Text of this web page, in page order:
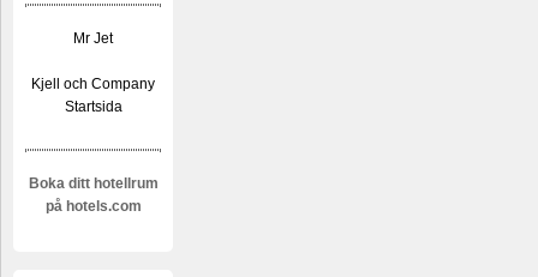
Mr Jet
Kjell och Company
Startsida
Boka ditt hotellrum
på hotels.com